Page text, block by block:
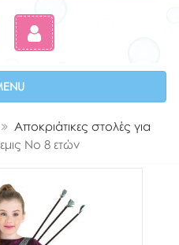
Toggle navigation
Αποκριάτικες στολές για
Νο 8 ετών